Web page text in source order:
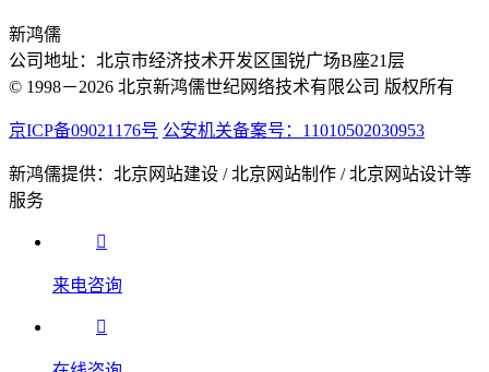
新鸿儒
公司地址：北京市经济技术开发区国锐广场B座21层
© 1998－2026 北京新鸿儒世纪网络技术有限公司 版权所有
京ICP备09021176号 公安机关备案号：11010502030953
新鸿儒提供：北京网站建设 / 北京网站制作 / 北京网站设计等
服务
来电咨询